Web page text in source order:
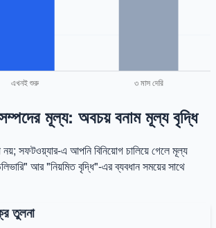
মূল্য: অবচয় বনাম মূল্য বৃদ্ধি
নয়; সফটওয়্যার-এ আপনি বিনিয়োগ চালিয়ে গেলে মূল্য
আর "নিয়মিত বৃদ্ধি"-এর ব্যবধান সময়ের সাথে
তুলনা